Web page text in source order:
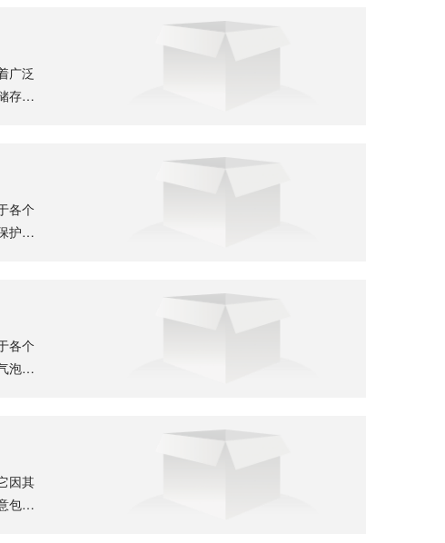
广泛
存过
各个
护效
各个
泡膜
因其
包装